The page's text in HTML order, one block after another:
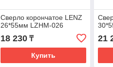
Сверло корончатое LENZ
26*55мм LZHM-026
18 230₸
Купить
21